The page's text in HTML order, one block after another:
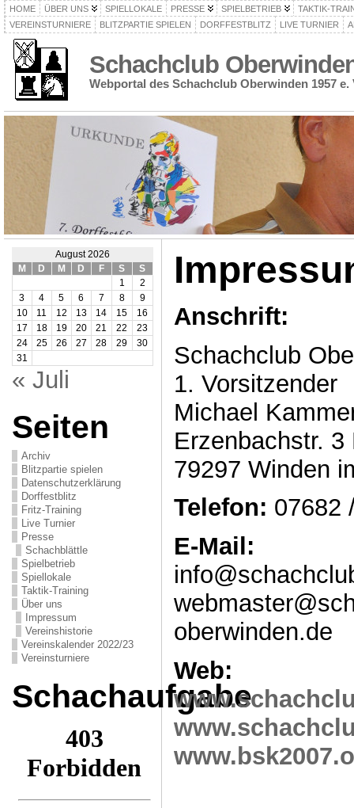
HOME ÜBER UNS SPIELLOKALE PRESSE SPIELBETRIEB
TAKTIK-
VEREINSTURNIERE
BLITZPARTIE SPIELEN DORFFESTBLITZ LIVE TURNIER
Schachclub
Webportal des Schachclub Oberwinden 1957 e.
August 2026
M
D M D F S
S
1
2
3
4 5 6 7 8
9
10
11 12 13 14 15
16
17
18 19 20 21 22
23
24
25 26 27 28 29
30
31
« Juli
Seiten
Archiv
Blitzpartie spielen
Datenschutzerklärung
Dorffestblitz
Fritz-Training
Live Turnier
Presse
Schachblättle
Spielbetrieb
Spiellokale
Taktik-Training
Über uns
Impressum
Vereinshistorie
Vereinskalender 2022/23
Vereinsturniere
Schachaufgabe
Anschrift:
Schachclub
1. Vorsitzender
Michael
Erzenbachstr. 3
79297 Winden
Telefon: 07682
E-Mail:
oberwinden.de
Web: